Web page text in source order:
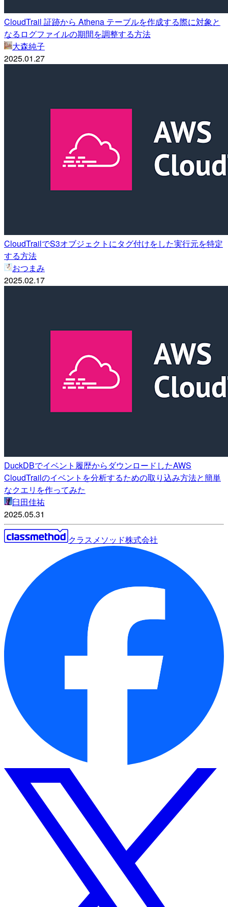
CloudTrail 証跡から Athena テーブルを作成する際に対象と
なるログファイルの期間を調整する方法
大森純子
2025.01.27
CloudTrailでS3オブジェクトにタグ付けをした実行元を特定
する方法
おつまみ
2025.02.17
DuckDBでイベント履歴からダウンロードしたAWS
CloudTrailのイベントを分析するための取り込み方法と簡単
なクエリを作ってみた
臼田佳祐
2025.05.31
クラスメソッド株式会社